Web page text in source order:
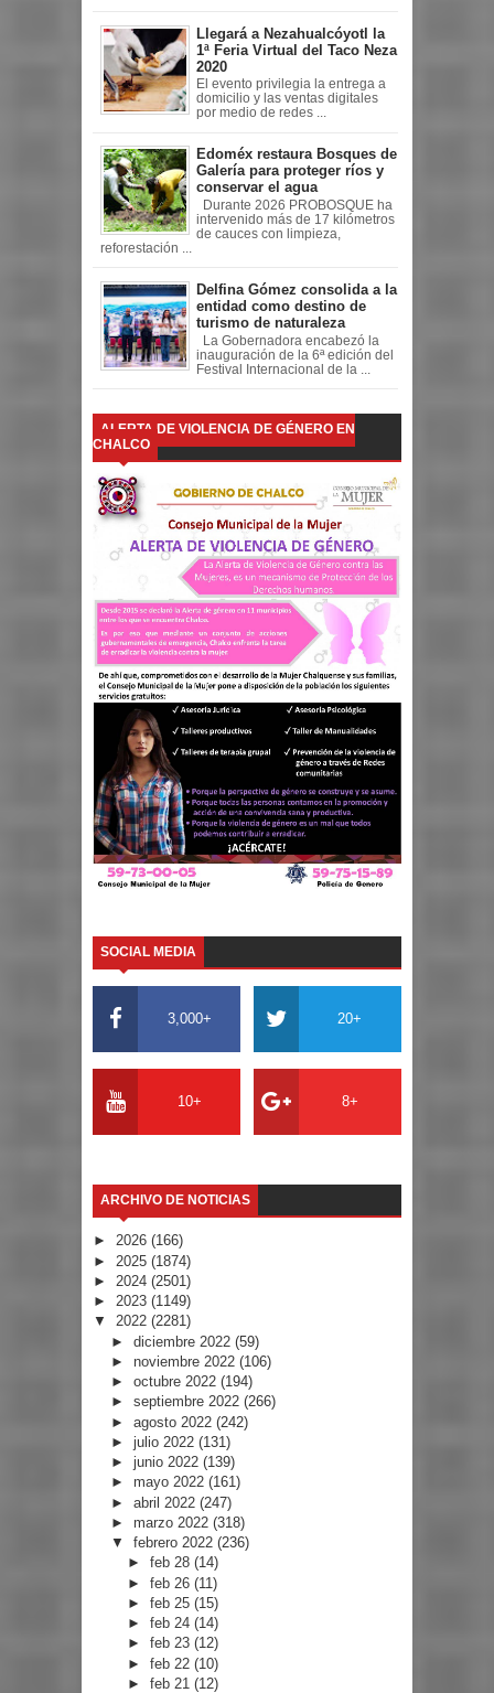
Llegará a Nezahualcóyotl la
1ª Feria Virtual del Taco Neza
2020
El evento privilegia la entrega a
domicilio y las ventas digitales
por medio de redes ...
Edoméx restaura Bosques de
Galería para proteger ríos y
conservar el agua
Durante 2026 PROBOSQUE ha
intervenido más de 17 kilómetros
de cauces con limpieza,
reforestación ...
Delfina Gómez consolida a la
entidad como destino de
turismo de naturaleza
La Gobernadora encabezó la
inauguración de la 6ª edición del
Festival Internacional de la ...
ALERTA DE VIOLENCIA DE GÉNERO EN
CHALCO
SOCIAL MEDIA
3,000+ 20+
10+ 8+
ARCHIVO DE NOTICIAS
► 2026 (166)
► 2025 (1874)
► 2024 (2501)
► 2023 (1149)
▼ 2022 (2281)
► diciembre 2022 (59)
► noviembre 2022 (106)
► octubre 2022 (194)
► septiembre 2022 (266)
► agosto 2022 (242)
► julio 2022 (131)
► junio 2022 (139)
► mayo 2022 (161)
► abril 2022 (247)
► marzo 2022 (318)
▼ febrero 2022 (236)
►feb 28(14)
►feb 26(11)
►feb 25(15)
►feb 24(14)
►feb 23(12)
►feb 22(10)
►feb 21(12)